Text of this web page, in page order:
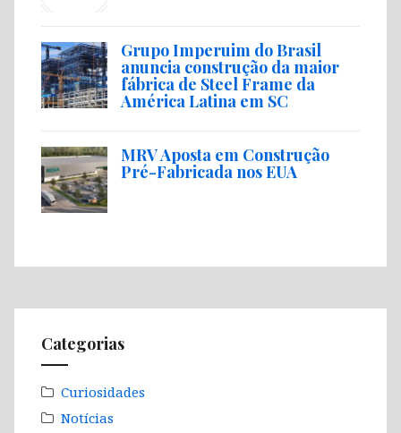
Grupo Imperuim do Brasil
anuncia construção da maior
fábrica de Steel Frame da
América Latina em SC
MRV Aposta em Construção
Pré-Fabricada nos EUA
Categorias
Curiosidades
Notícias